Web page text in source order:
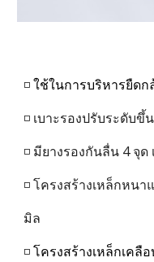
◽ใช้ในการบริหารยืดก
◽ เบาะรองปรับระดับขึ้
◽ มียางรองกันลื่น 4 จุ
◽ โครงสร้างเหล็กห
มิล
◽โครงสร้างเหล็กเคลื